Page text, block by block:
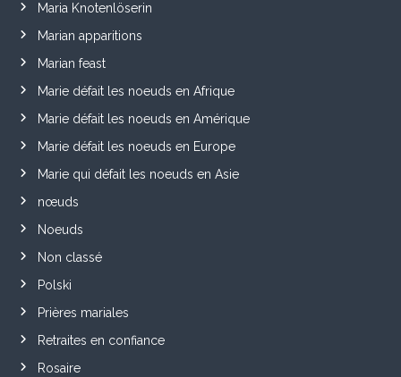
Maria Knotenlöserin
Marian apparitions
Marian feast
Marie défait les noeuds en Afrique
Marie défait les noeuds en Amérique
Marie défait les noeuds en Europe
Marie qui défait les noeuds en Asie
nœuds
Noeuds
Non classé
Polski
Prières mariales
Retraites en confiance
Rosaire